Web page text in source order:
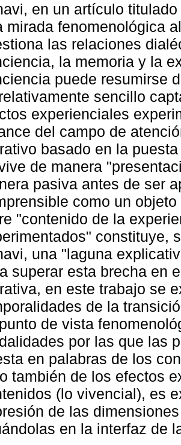
en un artículo
mirada fenomenológica
las relaciones
la memoria y la
puede resumirse
sencillo
experienciales
del campo de
basado en la
de manera
pasiva antes de ser
como un
"contenido de la
constituye,
una "laguna
superar esta brecha en
en este trabajo se
de la
de vista
por las que las
en palabras de los
también de los efectos
(lo vivencial), es
de las
en la interfaz de